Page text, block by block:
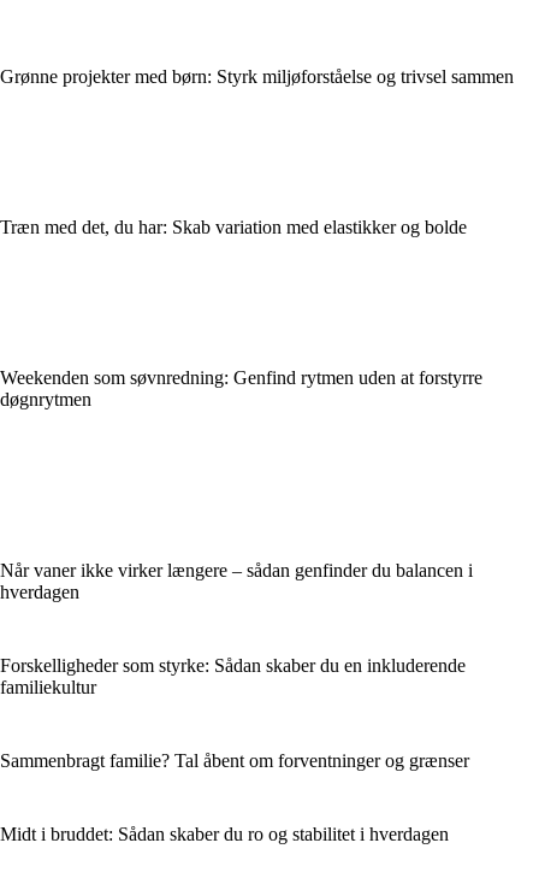
Grønne projekter med børn: Styrk miljøforståelse og trivsel sammen
Træn med det, du har: Skab variation med elastikker og bolde
Weekenden som søvnredning: Genfind rytmen uden at forstyrre
døgnrytmen
Når vaner ikke virker længere – sådan genfinder du balancen i
hverdagen
Forskelligheder som styrke: Sådan skaber du en inkluderende
familiekultur
Sammenbragt familie? Tal åbent om forventninger og grænser
Midt i bruddet: Sådan skaber du ro og stabilitet i hverdagen